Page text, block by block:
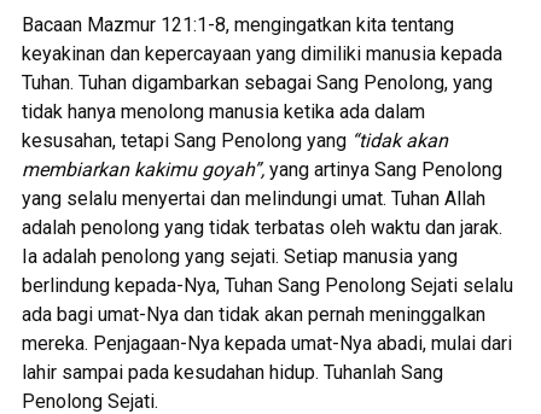
Bacaan Mazmur 121:1-8, mengingatkan kita tentang
keyakinan dan kepercayaan yang dimiliki manusia kepada
Tuhan. Tuhan digambarkan sebagai Sang Penolong, yang
tidak hanya menolong manusia ketika ada dalam
kesusahan, tetapi Sang Penolong yang “tidak akan
membiarkan kakimu goyah”, yang artinya Sang Penolong
yang selalu menyertai dan melindungi umat. Tuhan Allah
adalah penolong yang tidak terbatas oleh waktu dan jarak.
Ia adalah penolong yang sejati. Setiap manusia yang
berlindung kepada-Nya, Tuhan Sang Penolong Sejati selalu
ada bagi umat-Nya dan tidak akan pernah meninggalkan
mereka. Penjagaan-Nya kepada umat-Nya abadi, mulai dari
lahir sampai pada kesudahan hidup. Tuhanlah Sang
Penolong Sejati.